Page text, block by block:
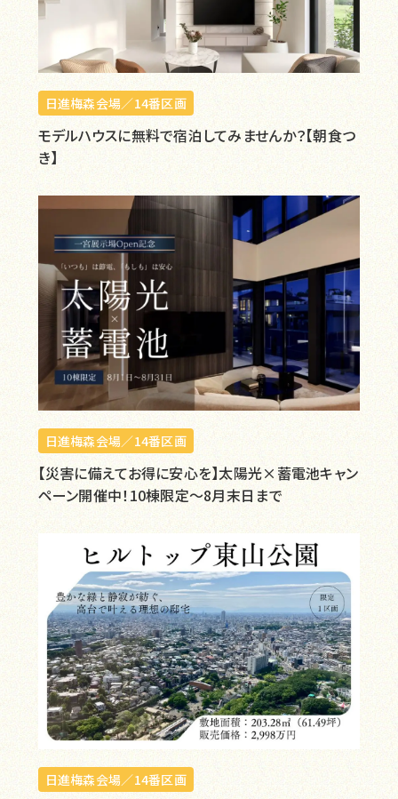
日進梅森会場／14番区画
モデルハウスに無料で宿泊してみませんか？【朝食つ
き】
日進梅森会場／14番区画
【災害に備えてお得に安心を】太陽光×蓄電池キャン
ペーン開催中！10棟限定～8月末日まで
日進梅森会場／14番区画